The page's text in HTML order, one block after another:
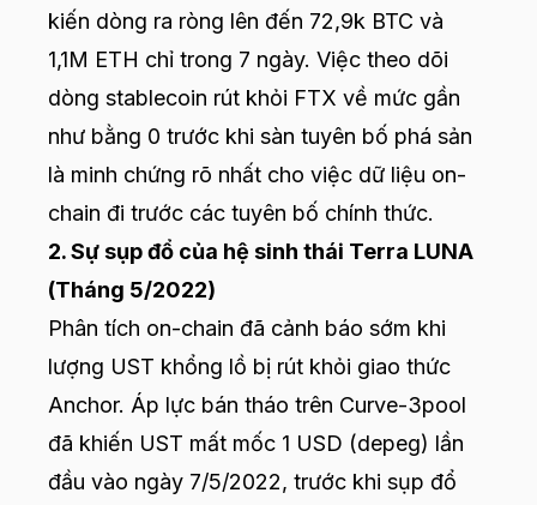
kiến dòng ra ròng lên đến 72,9k BTC và
1,1M ETH chỉ trong 7 ngày. Việc theo dõi
dòng stablecoin rút khỏi FTX về mức gần
như bằng 0 trước khi sàn tuyên bố phá sản
là minh chứng rõ nhất cho việc dữ liệu on-
chain đi trước các tuyên bố chính thức.
2. Sự sụp đổ của hệ sinh thái Terra LUNA
(Tháng 5/2022)
Phân tích on-chain đã cảnh báo sớm khi
lượng UST khổng lồ bị rút khỏi giao thức
Anchor. Áp lực bán tháo trên Curve-3pool
đã khiến UST mất mốc 1 USD (depeg) lần
đầu vào ngày 7/5/2022, trước khi sụp đổ